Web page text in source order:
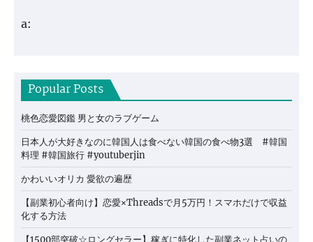
a:
Popular Posts
桃色恋愛図鑑 男と女のラブゲーム
日本人が大好きなのに韓国人は食べない韓国の食べ物3選 #韓国
料理 #韓国旅行 #youtuberjin
かわいいオリカ 愛欲の遍歴
【副業初心者向け】恋愛×Threadsで月5万円！スマホだけで収益
化する方法